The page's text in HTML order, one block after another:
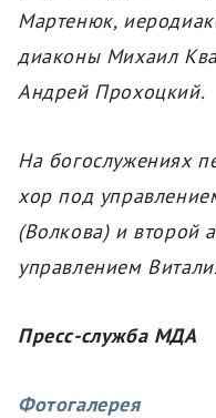
Мартенюк,
диаконы Михаил
Андрей Прохоцкий.
На богослужениях
хор под
(Волкова) и второй
управлением
Пресс-служба МДА
Фотогалерея